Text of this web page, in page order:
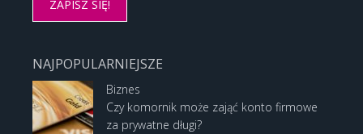
NAJPOPULARNIEJSZE
Biznes
Czy komornik może zająć konto firmowe
za prywatne długi?